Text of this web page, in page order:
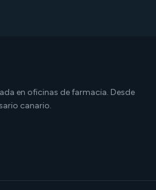
en oficinas de farmacia. Desde
canario.